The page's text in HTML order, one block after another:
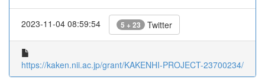
2023-11-04 08:59:54 5 + 23 Twitter
https://kaken.nii.ac.jp/grant/KAKENHI-PROJECT-23700234/